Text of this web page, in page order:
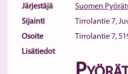
Järjestäjä
Suomen
Sijainti
Tirrolantie 7,
Osoite
Tirrolantie 7,
Lisätiedot